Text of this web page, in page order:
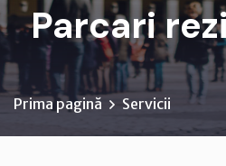
Parcari
Prima pagină Servicii